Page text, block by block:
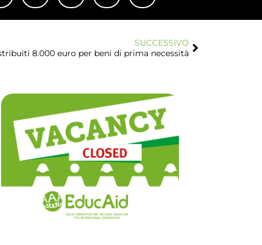
SUCCESSIVO
8.000 euro per beni di prima necessità